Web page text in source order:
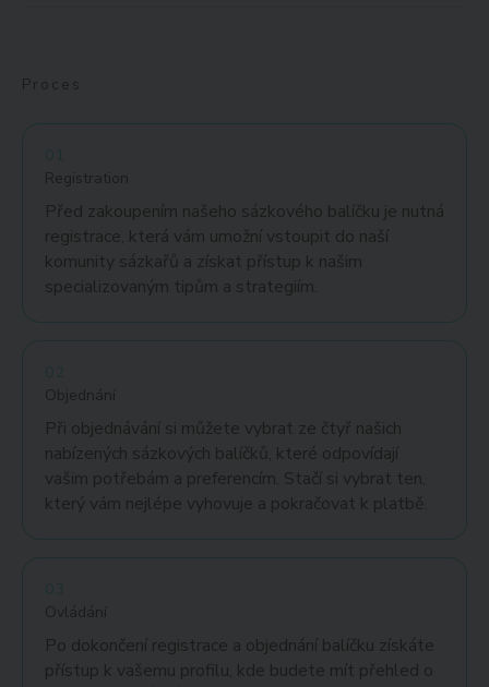
Proces
Registration
Před zakoupením našeho sázkového balíčku je nutná
registrace, která vám umožní vstoupit do naší
komunity sázkařů a získat přístup k našim
specializovaným tipům a strategiím.
Objednání
Při objednávání si můžete vybrat ze čtyř našich
nabízených sázkových balíčků, které odpovídají
vašim potřebám a preferencím. Stačí si vybrat ten,
který vám nejlépe vyhovuje a pokračovat k platbě.
Ovládání
Po dokončení registrace a objednání balíčku získáte
přístup k vašemu profilu, kde budete mít přehled o